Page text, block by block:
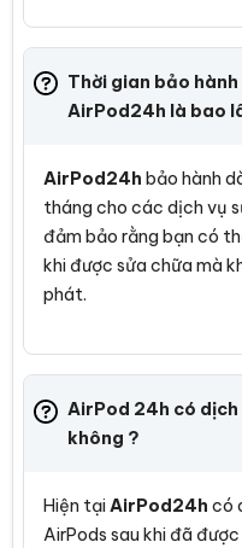
Thời gian bảo
AirPod24h là bao
AirPod24h bảo hành
tháng cho các dịch vụ
đảm bảo rằng bạn có
khi được sửa chữa mà
phát.
AirPod 24h có
không ?
Hiện tạiAirPod24h có
AirPods sau khi đã